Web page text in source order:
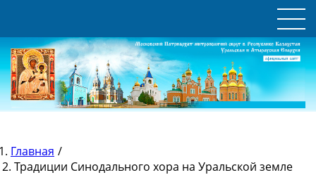
Главная /
Традиции Синодального хора на Уральской земле